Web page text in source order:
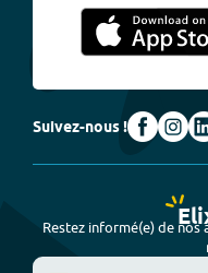
Suivez-nous !
Restez informé(e) de